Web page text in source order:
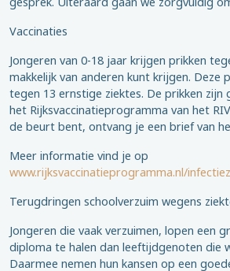
Vaccinaties
Jongeren van 0-18 jaar krijgen prikken
makkelijk van anderen kunt krijgen. Deze
tegen 13 ernstige ziektes. De prikken zijn
het Rijksvaccinatieprogramma van het
de beurt bent, ontvang je een brief van
Meer informatie vind je op
www.rijksvaccinatieprogramma.nl/
Terugdringen schoolverzuim wegens
Jongeren die vaak verzuimen, lopen een
diploma te halen dan leeftijdgenoten die
Daarmee nemen hun kansen op een